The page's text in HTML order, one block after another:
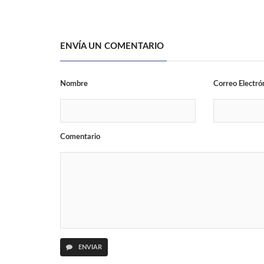
ENVÍA UN COMENTARIO
Nombre Correo
Comentario
ENVIAR